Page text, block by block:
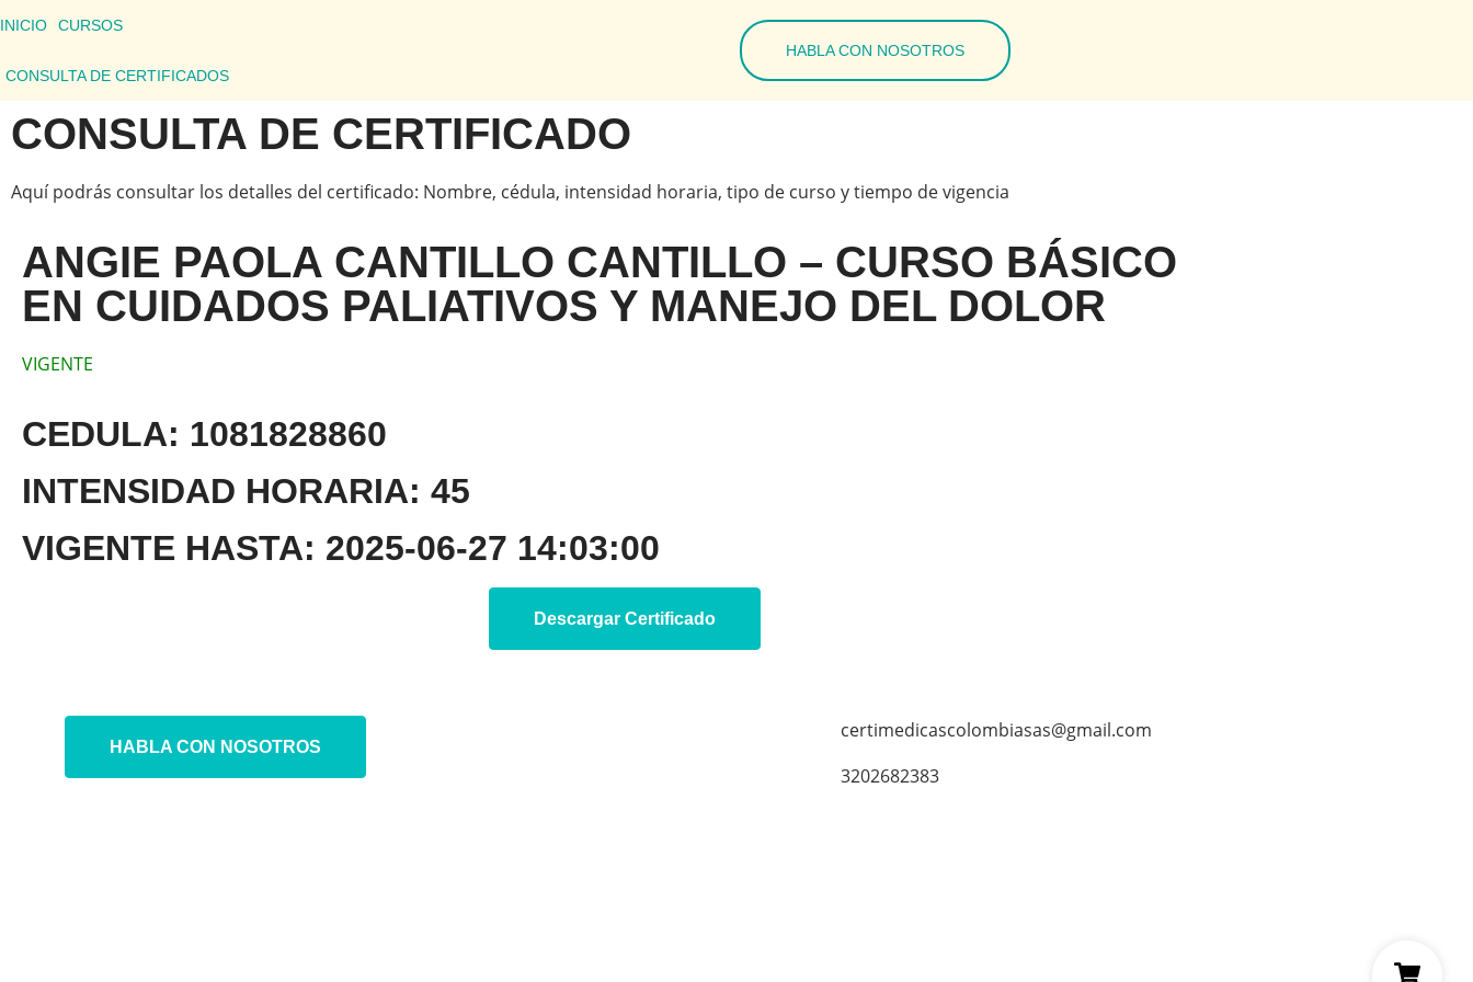
INICIO CURSOS
CONSULTA DE CERTIFICADOS
HABLA CON NOSOTROS
CONSULTA DE CERTIFICADO
Aquí podrás consultar los detalles del certificado: Nombre, cédula, intensidad horaria, tipo de curso y tiempo de vigencia
ANGIE PAOLA CANTILLO CANTILLO – CURSO BÁSICO
EN CUIDADOS PALIATIVOS Y MANEJO DEL DOLOR
VIGENTE
CEDULA: 1081828860
INTENSIDAD HORARIA: 45
VIGENTE HASTA: 2025-06-27 14:03:00
Descargar Certificado
HABLA CON NOSOTROS
certimedicascolombiasas@gmail.com
3202682383